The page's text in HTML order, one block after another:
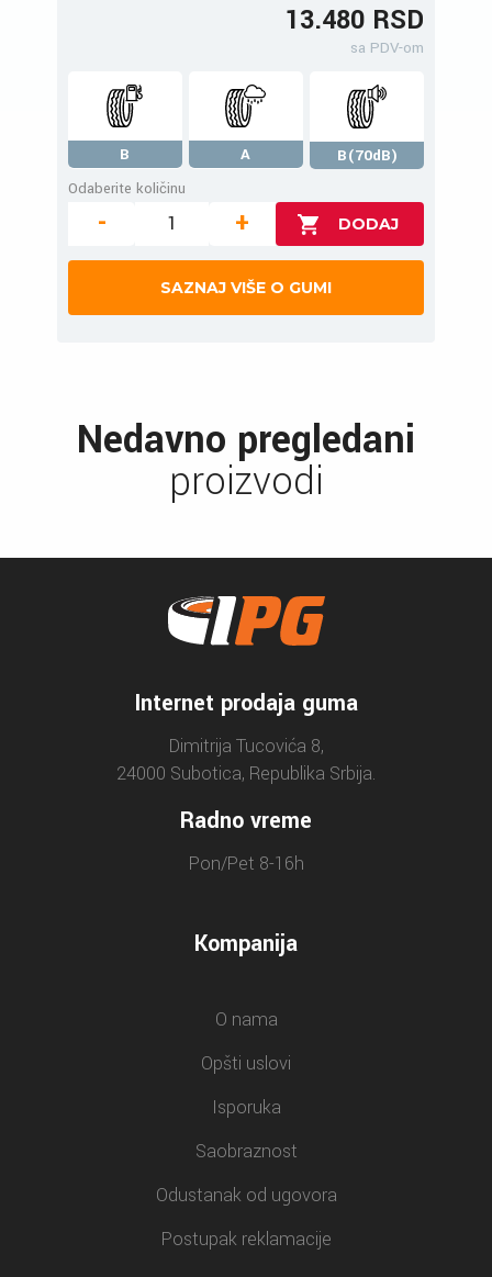
13.480 RSD
sa PDV-om
B A
B(70dB)
Odaberite količinu
- +
SAZNAJ VIŠE O GUMI
Nedavno pregledani
proizvodi
Internet prodaja guma
Dimitrija Tucovića 8,
24000 Subotica, Republika Srbija.
Radno vreme
Pon/Pet 8-16h
Kompanija
O nama
Opšti uslovi
Isporuka
Saobraznost
Odustanak od ugovora
Postupak reklamacije